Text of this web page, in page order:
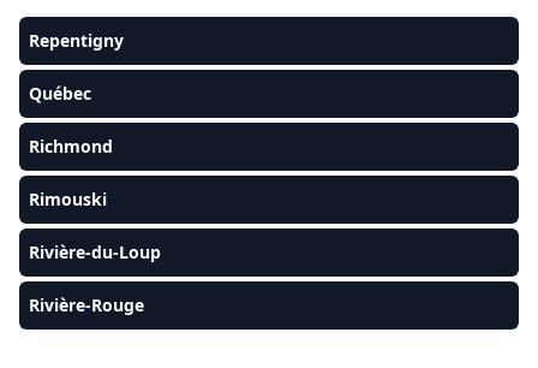
Repentigny
Québec
Richmond
Rimouski
Rivière-du-Loup
Rivière-Rouge